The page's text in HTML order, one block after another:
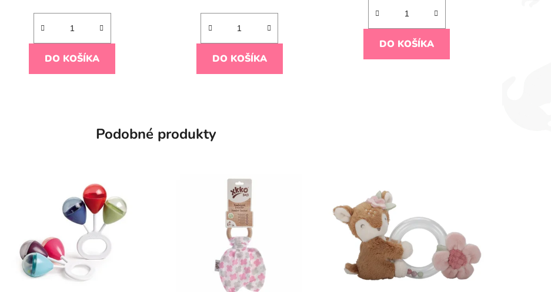
DO KOŠÍKA DO KOŠÍKA
DO KOŠÍKA
Podobné produkty